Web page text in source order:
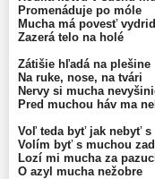
Promenáduje po móle
Mucha má povesť
Zazerá telo na holé
Zátišie hľadá na plešine
Na ruke, nose, na tvári
Nervy si mucha
Pred muchou háv ma
Voľ teda byť jak nebyť s
Volím byť s muchou
Lozí mi mucha za
O azyl mucha nežobre